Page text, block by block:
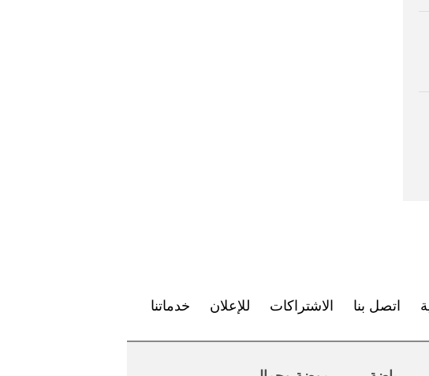
اتصل بنا الاشتراكات للإعلان خدماتنا